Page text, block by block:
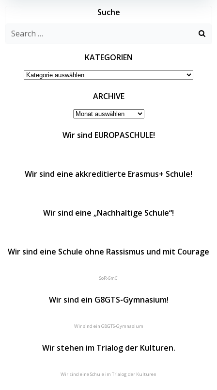
Suche
Search
KATEGORIEN
KATEGORIEN
ARCHIVE
ARCHIVE
Wir sind EUROPASCHULE!
Wir sind eine akkreditierte Erasmus+ Schule!
Wir sind eine „Nachhaltige Schule“!
Wir sind eine Schule ohne Rassismus und mit Courage
SoR-SmC
Wir sind ein G8GTS-Gymnasium!
Wir sind ein G8GTS-Gymnasium
Wir stehen im Trialog der Kulturen.
Wir sind eine Schule im Trialog der Kulturen